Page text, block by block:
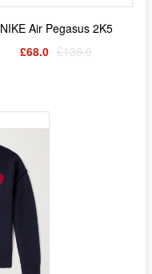
NIKE Air Pegasus 2K5
£68.0 £135.0